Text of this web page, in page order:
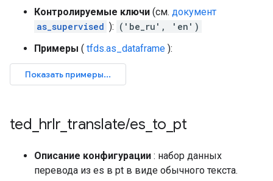
Контролируемые ключи (см. документ
as_supervised ): ('be_ru', 'en')
Примеры ( tfds.as_dataframe ):
ted hrlr translate/es to pt
Описание конфигурации : набор данных
перевода из es в pt в виде обычного текста.